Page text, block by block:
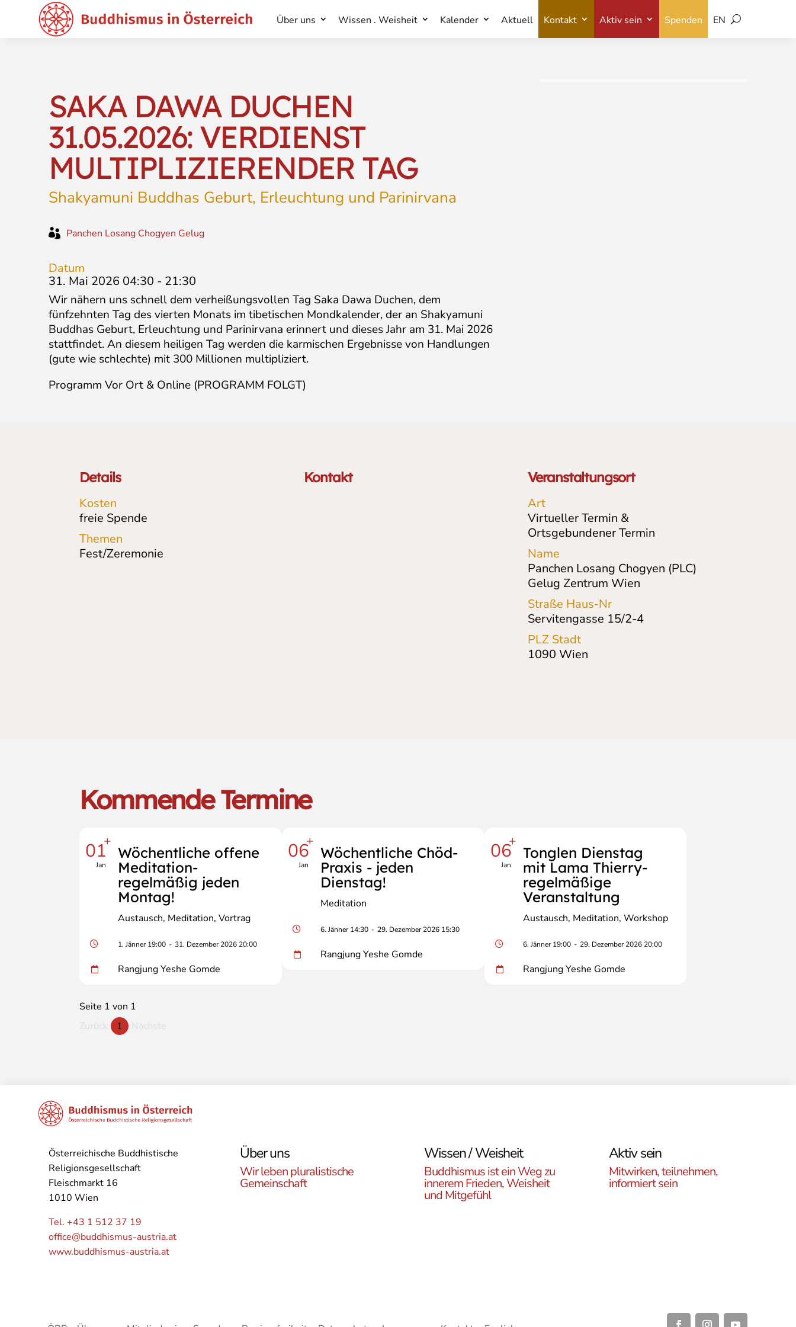
Über uns Wissen . Weisheit Kalender Aktuell Kontakt Aktiv sein Spenden EN
Über uns Wissen . Weisheit Kalender Aktuell Kontakt Aktiv sein Spenden EN
SAKA DAWA DUCHEN
31.05.2026: VERDIENST
MULTIPLIZIERENDER TAG
Shakyamuni Buddhas Geburt, Erleuchtung und Parinirvana
 Panchen Losang Chogyen Gelug
Datum
31. Mai 2026 04:30 - 21:30
Wir nähern uns schnell dem verheißungsvollen Tag Saka Dawa Duchen, dem
fünfzehnten Tag des vierten Monats im tibetischen Mondkalender, der an Shakyamuni
Buddhas Geburt, Erleuchtung und Parinirvana erinnert und dieses Jahr am 31. Mai 2026
stattfindet. An diesem heiligen Tag werden die karmischen Ergebnisse von Handlungen
(gute wie schlechte) mit 300 Millionen multipliziert.
Programm Vor Ort & Online (PROGRAMM FOLGT)
Details
Kosten
freie Spende
Themen
Fest/Zeremonie
Kontakt Veranstaltungsort
Art
Virtueller Termin &
Ortsgebundener Termin
Name
Panchen Losang Chogyen (PLC)
Gelug Zentrum Wien
Straße Haus-Nr
Servitengasse 15/2-4
PLZ Stadt
1090 Wien
Kommende Termine
01+
Jan
Wöchentliche offene
Meditation-
regelmäßig jeden
Montag!
Austausch Meditation Vortrag
1. Jänner 19:00 - 31. Dezember 2026 20:00
Rangjung Yeshe Gomde
06+
Jan
Wöchentliche Chöd-
Praxis - jeden
Dienstag!
Meditation
6. Jänner 14:30 - 29. Dezember 2026 15:30
Rangjung Yeshe Gomde
06+
Jan
Tonglen Dienstag
mit Lama Thierry-
regelmäßige
Veranstaltung
Austausch Meditation Workshop
6. Jänner 19:00 - 29. Dezember 2026 20:00
Rangjung Yeshe Gomde
Seite 1 von 1
1
Österreichische Buddhistische
Religionsgesellschaft
Fleischmarkt 16
1010 Wien
Tel. +43 1 512 37 19
office@buddhismus-austria.at
www.buddhismus-austria.at
Über uns
Wir leben pluralistische
Gemeinschaft
Wissen / Weisheit
Buddhismus ist ein Weg zu
innerem Frieden, Weisheit
und Mitgefühl
Aktiv sein
Mitwirken, teilnehmen,
informiert sein